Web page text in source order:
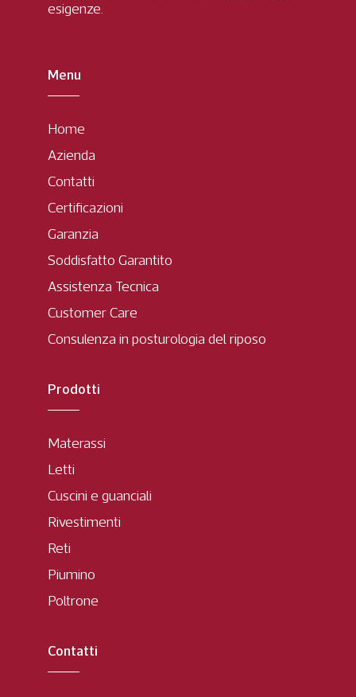
esigenze.
Menu
Home
Azienda
Contatti
Certificazioni
Garanzia
Soddisfatto Garantito
Assistenza Tecnica
Customer Care
Consulenza in posturologia del riposo
Prodotti
Materassi
Letti
Cuscini e guanciali
Rivestimenti
Reti
Piumino
Poltrone
Contatti